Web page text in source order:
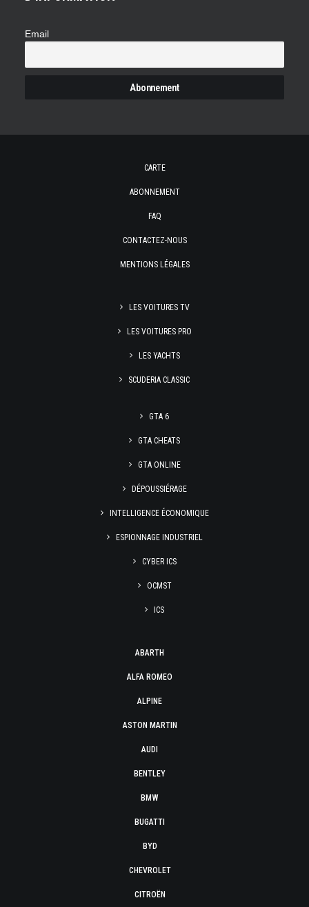
Email
CARTE
ABONNEMENT
FAQ
CONTACTEZ-NOUS
MENTIONS LÉGALES
LES VOITURES TV
LES VOITURES PRO
LES YACHTS
SCUDERIA CLASSIC
GTA 6
GTA CHEATS
GTA ONLINE
DÉPOUSSIÉRAGE
INTELLIGENCE ÉCONOMIQUE
ESPIONNAGE INDUSTRIEL
CYBER ICS
OCMST
ICS
ABARTH
ALFA ROMEO
ALPINE
ASTON MARTIN
AUDI
BENTLEY
BMW
BUGATTI
BYD
CHEVROLET
CITROËN